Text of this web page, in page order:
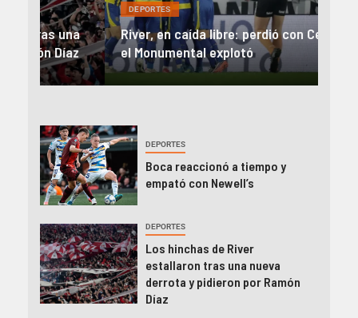
DEPORTES
River, en caída libre: perdió con Central y
el Monumental explotó
DEPORTES
Boca reaccionó a tiempo y
empató con Newell’s
DEPORTES
Los hinchas de River
estallaron tras una nueva
derrota y pidieron por Ramón
Díaz